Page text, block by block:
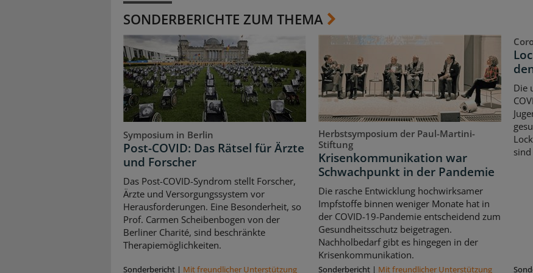
SONDERBERICHTE ZUM THEMA
Symposium in Berlin
Post-COVID: Das Rätsel für Ärzte
und Forscher
Das Post-COVID-Syndrom stellt Forscher,
Ärzte und Versorgungssystem vor
Herausforderungen. Eine Besonderheit, so
Prof. Carmen Scheibenbogen von der
Berliner Charité, sind beschränkte
Therapiemöglichkeiten.
Sonderbericht | Mit freundlicher Unterstützung
Herbstsymposium der Paul-Martini-
Stiftung
Krisenkommunikation war
Schwachpunkt in der Pandemie
Die rasche Entwicklung hochwirksamer
Impfstoffe binnen weniger Monate hat in
der COVID-19-Pandemie entscheidend zum
Gesundheitsschutz beigetragen.
Nachholbedarf gibt es hingegen in der
Krisenkommunikation.
Sonderbericht| Mit freundlicher Unterstützung
Die